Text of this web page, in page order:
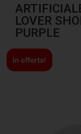
LOVER
PURPLE
In offerta!